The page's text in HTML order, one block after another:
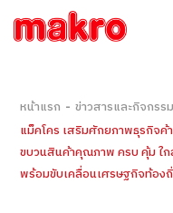
หน้าแรก - ข่าวสารและกิจกรรม
แม็คโคร เสริมศักยภาพธุรกิจค้
ขบวนสินค้าคุณภาพ ครบ คุ้ม ใ
พร้อมขับเคลื่อนเศรษฐกิจท้อง